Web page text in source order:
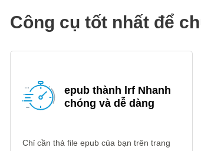
Công cụ tốt nhất để
epub thành lrf Nhanh
chóng và dễ dàng
Chỉ cần thả file epub của bạn trên trang